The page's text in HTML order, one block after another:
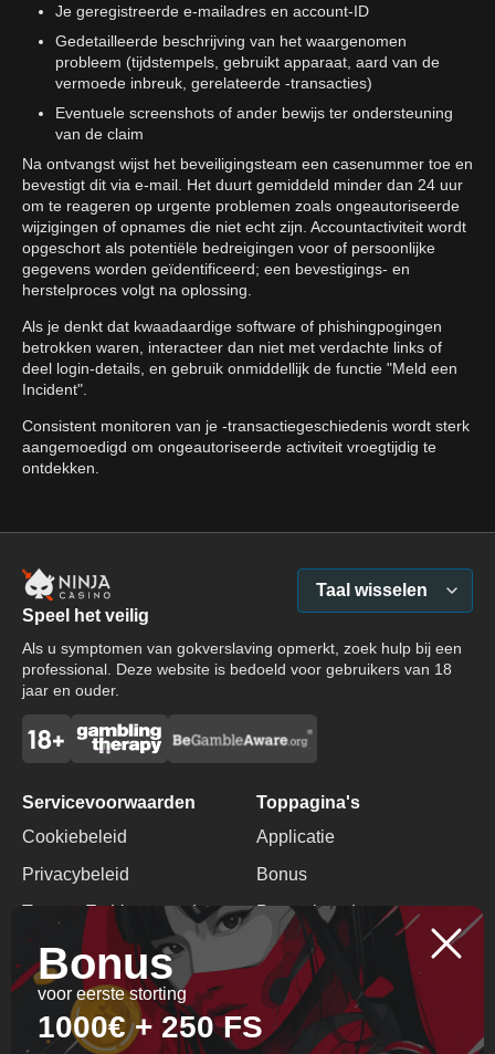
Je geregistreerde e-mailadres en account-ID
Gedetailleerde beschrijving van het waargenomen
probleem (tijdstempels, gebruikt apparaat, aard van de
vermoede inbreuk, gerelateerde -transacties)
Eventuele screenshots of ander bewijs ter ondersteuning
van de claim
Na ontvangst wijst het beveiligingsteam een casenummer toe en
bevestigt dit via e-mail. Het duurt gemiddeld minder dan 24 uur
om te reageren op urgente problemen zoals ongeautoriseerde
wijzigingen of opnames die niet echt zijn. Accountactiviteit wordt
opgeschort als potentiële bedreigingen voor of persoonlijke
gegevens worden geïdentificeerd; een bevestigings- en
herstelproces volgt na oplossing.
Als je denkt dat kwaadaardige software of phishingpogingen
betrokken waren, interacteer dan niet met verdachte links of
deel login-details, en gebruik onmiddellijk de functie "Meld een
Incident".
Consistent monitoren van je -transactiegeschiedenis wordt sterk
aangemoedigd om ongeautoriseerde activiteit vroegtijdig te
ontdekken.
Bonus
voor eerste storting
1000€ + 250 FS
Speel het veilig
Als u symptomen van gokverslaving opmerkt, zoek hulp bij een
professional. Deze website is bedoeld voor gebruikers van 18
jaar en ouder.
Taal wisselen
Servicevoorwaarden
Cookiebeleid
Privacybeleid
Termen En Voorwaarden
Verantwoord Gokken
Toppagina's
Applicatie
Bonus
Promotiecode
Geen Stortingsbonus
Contacten
+357 29 700715